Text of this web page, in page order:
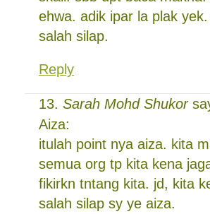
ehwa. adik ipar la plak
salah silap.
Reply
Sarah Mohd Shukor
Aiza:
itulah point nya aiza. kita
semua org tp kita kena
fikirkn tntang kita. jd, kita
salah silap sy ye aiza.